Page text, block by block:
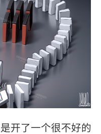
开了一个很不好的